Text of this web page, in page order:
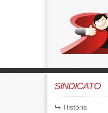
SINDICATO
História